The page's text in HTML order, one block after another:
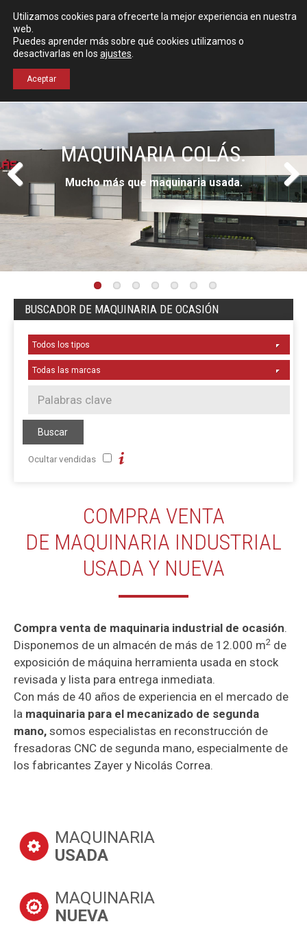
Localización Español English
MAQUINARIA COLÁS.
Mucho más que maquinaria usada.
Previous Next
BUSCADOR DE MAQUINARIA DE OCASIÓN
Ocultar vendidas
COMPRA VENTA
DE MAQUINARIA INDUSTRIAL
USADA Y NUEVA
Compra venta de maquinaria industrial de ocasión.
Disponemos de un almacén de más de 12.000 m2 de
exposición de máquina herramienta usada en stock
revisada y lista para entrega inmediata.
Con más de 40 años de experiencia en el mercado de
la maquinaria para el mecanizado de segunda
mano, somos especialistas en reconstrucción de
fresadoras CNC de segunda mano, especialmente de
los fabricantes Zayer y Nicolás Correa.
MAQUINARIA
USADA
MAQUINARIA
NUEVA
Utilizamos cookies para ofrecerte la mejor experiencia en nuestra
web.
Puedes aprender más sobre qué cookies utilizamos o
desactivarlas en los ajustes
Aceptar